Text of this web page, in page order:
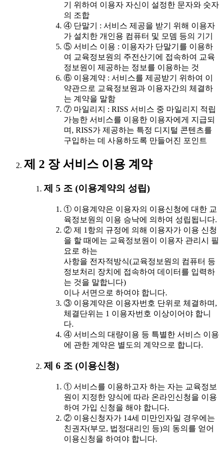
기 위하여 이용자 자신이 설정한 문자와 숫자
의 조합
④ 단말기 : 서비스 제공을 받기 위해 이용자
가 설치한 개인용 컴퓨터 및 모뎀 등의 기기
⑤ 서비스 이용 : 이용자가 단말기를 이용하
여 교육정보원의 주전산기에 접속하여 교육
정보원이 제공하는 정보를 이용하는 것
⑥ 이용계약 : 서비스를 제공받기 위하여 이
약관으로 교육정보원과 이용자간의 체결하
는 계약을 말함
⑦ 마일리지 : RISS 서비스 중 마일리지 적립
가능한 서비스를 이용한 이용자에게 지급되
며, RISS가 제공하는 특정 디지털 콘텐츠를
구입하는 데 사용하도록 만들어진 포인트
제 2 장 서비스 이용 계약
제 5 조 (이용계약의 성립)
① 이용계약은 이용자의 이용신청에 대한 교
육정보원의 이용 승낙에 의하여 성립됩니다.
② 제 1항의 규정에 의해 이용자가 이용 신청
을 할 때에는 교육정보원이 이용자 관리시 필
요로 하는
사항을 전자적방식(교육정보원의 컴퓨터 등
정보처리 장치에 접속하여 데이터를 입력하
는 것을 말합니다)
이나 서면으로 하여야 합니다.
③ 이용계약은 이용자번호 단위로 체결하며,
체결단위는 1 이용자번호 이상이어야 합니
다.
④ 서비스의 대량이용 등 특별한 서비스 이용
에 관한 계약은 별도의 계약으로 합니다.
제 6 조 (이용신청)
① 서비스를 이용하고자 하는 자는 교육정보
원이 지정한 양식에 따라 온라인신청을 이용
하여 가입 신청을 해야 합니다.
② 이용신청자가 14세 미만인자일 경우에는
친권자(부모, 법정대리인 등)의 동의를 얻어
이용신청을 하여야 합니다.